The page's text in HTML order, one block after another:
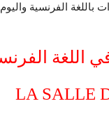
الفرنسية
اللغة
LA SALLE